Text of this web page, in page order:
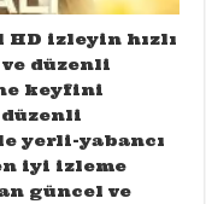
izleyin hızlı
düzenli
keyfini
yerli-yabancı
iyi izleme
güncel ve